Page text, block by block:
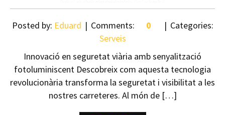
Posted by: Eduard Comments: 0
Categories:
Serveis
Innovació en seguretat viària amb senyalització
fotoluminiscent Descobreix com aquesta tecnologia
revolucionària transforma la seguretat i visibilitat a les
nostres carreteres. Al món de […]